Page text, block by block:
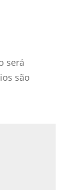
será
são